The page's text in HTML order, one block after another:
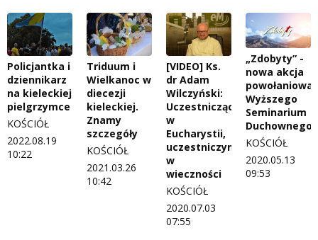
Policjantka i
dziennikarz
na kieleckiej
pielgrzymce
KOŚCIÓŁ
2022.08.19
10:22
Triduum i
Wielkanoc w
diecezji
kieleckiej.
Znamy
szczegóły
KOŚCIÓŁ
2021.03.26
10:42
[VIDEO] Ks.
dr Adam
Wilczyński:
Uczestnicząc
w
Eucharystii,
uczestniczymy
w
wieczności
KOŚCIÓŁ
2020.07.03
07:55
„Zdobyty” -
nowa akcja
powołaniowa
Wyższego
Seminarium
Duchownego
KOŚCIÓŁ
2020.05.13
09:53